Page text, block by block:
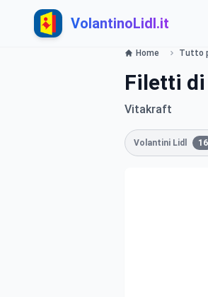
VolantinoLidl.it
Home Tutto
Filetti di
Vitakraft
Volantini Lidl 16